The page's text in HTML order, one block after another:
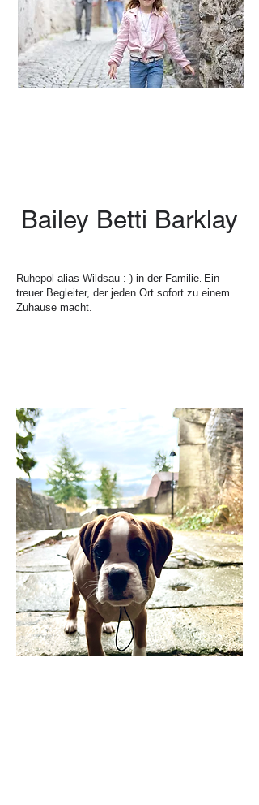
Bailey Betti Barklay
Ruhepol alias Wildsau :-) in der Familie. Ein
treuer Begleiter, der jeden Ort sofort zu einem
Zuhause macht.